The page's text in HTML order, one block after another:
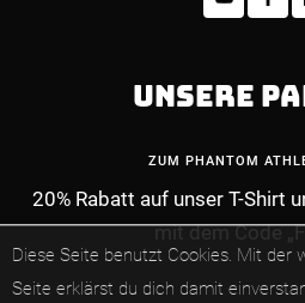
Diese Seite benutzt Cookies. Mit der
Seite erklärst du dich damit
MEHR INFOS ZUM
UNSERE
ZUM PHANTOM
20% Rabatt auf unser T-Shirt
mit dem Code